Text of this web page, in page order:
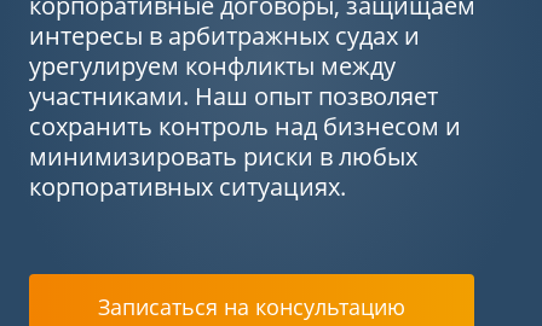
интересы в арбитражных судах и
урегулируем конфликты между
участниками. Наш опыт позволяет
сохранить контроль над бизнесом и
минимизировать риски в любых
корпоративных ситуациях.
Записаться на консультацию